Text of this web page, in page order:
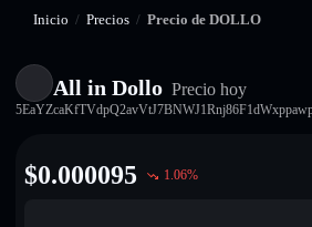
Inicio / Precios / Precio de DOLLO
All in Dollo Precio hoy
$0.000095 1.06%